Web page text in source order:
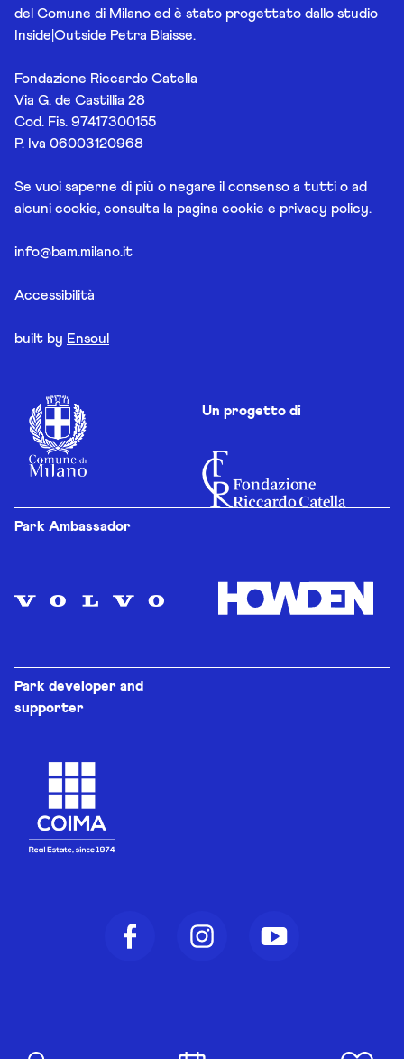
del Comune di Milano ed è stato progettato dallo studio
Inside|Outside Petra Blaisse.
Fondazione Riccardo Catella
Via G. de Castillia 28
Cod. Fis. 97417300155
P. Iva 06003120968
Se vuoi saperne di più o negare il consenso a tutti o ad
alcuni cookie, consulta la pagina cookie e privacy policy.
info@bam.milano.it
Accessibilità
built by Ensoul
Un progetto di
Park Ambassador
Park developer and
supporter